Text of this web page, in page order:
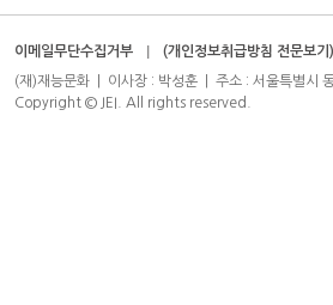
이메일무단수집거부 (개인정보취급방침 전문보기)
(재)재능문화 | 이사장 : 박성훈 | 주소 : 서울특별
Copyright © JEI. All rights reserved.